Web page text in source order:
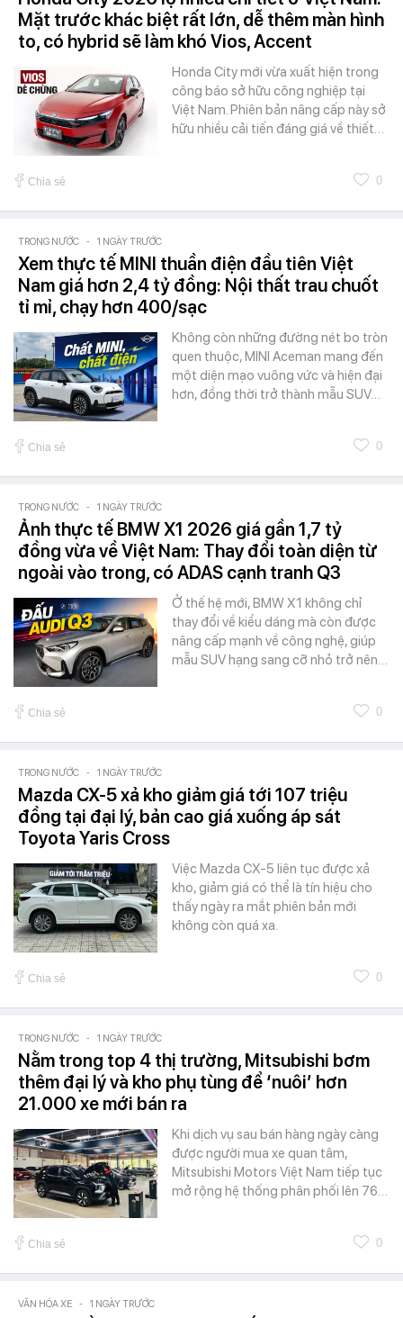
Mặt trước khác biệt rất lớn, dễ thêm màn hình
to, có hybrid sẽ làm khó Vios, Accent
Honda City mới vừa xuất hiện trong
công báo sở hữu công nghiệp tại
Việt Nam. Phiên bản nâng cấp này sở
hữu nhiều cải tiến đáng giá về thiết…
Chia sẻ 0
TRONG NƯỚC - 1 NGÀY TRƯỚC
Xem thực tế MINI thuần điện đầu tiên Việt
Nam giá hơn 2,4 tỷ đồng: Nội thất trau chuốt
tỉ mỉ, chạy hơn 400/sạc
Không còn những đường nét bo tròn
quen thuộc, MINI Aceman mang đến
một diện mạo vuông vức và hiện đại
hơn, đồng thời trở thành mẫu SUV…
Chia sẻ 0
TRONG NƯỚC - 1 NGÀY TRƯỚC
Ảnh thực tế BMW X1 2026 giá gần 1,7 tỷ
đồng vừa về Việt Nam: Thay đổi toàn diện từ
ngoài vào trong, có ADAS cạnh tranh Q3
Ở thế hệ mới, BMW X1 không chỉ
thay đổi về kiểu dáng mà còn được
nâng cấp mạnh về công nghệ, giúp
mẫu SUV hạng sang cỡ nhỏ trở nên…
Chia sẻ 0
TRONG NƯỚC - 1 NGÀY TRƯỚC
Mazda CX-5 xả kho giảm giá tới 107 triệu
đồng tại đại lý, bản cao giá xuống áp sát
Toyota Yaris Cross
Việc Mazda CX-5 liên tục được xả
kho, giảm giá có thể là tín hiệu cho
thấy ngày ra mắt phiên bản mới
không còn quá xa.
Chia sẻ 0
TRONG NƯỚC - 1 NGÀY TRƯỚC
Nằm trong top 4 thị trường, Mitsubishi bơm
thêm đại lý và kho phụ tùng để ‘nuôi’ hơn
21.000 xe mới bán ra
Khi dịch vụ sau bán hàng ngày càng
được người mua xe quan tâm,
Mitsubishi Motors Việt Nam tiếp tục
mở rộng hệ thống phân phối lên 76…
Chia sẻ 0
VĂN HÓA XE - 1 NGÀY TRƯỚC